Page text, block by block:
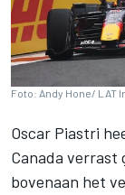
Foto: Andy Hone/ LAT
Oscar Piastri
Canada verrast
bovenaan het